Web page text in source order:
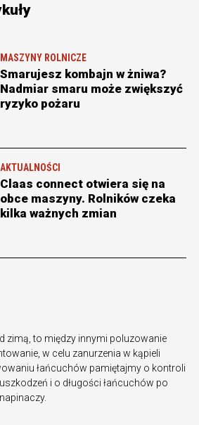
MASZYNY ROLNICZE
Smarujesz kombajn w żniwa?
Nadmiar smaru może zwiększyć
ryzyko pożaru
AKTUALNOŚCI
Claas connect otwiera się na
obce maszyny. Rolników czeka
kilka ważnych zmian
zimą, to między innymi poluzowanie
w celu zanurzenia w kąpieli
łańcuchów pamiętajmy o kontroli
i o długości łańcuchów po